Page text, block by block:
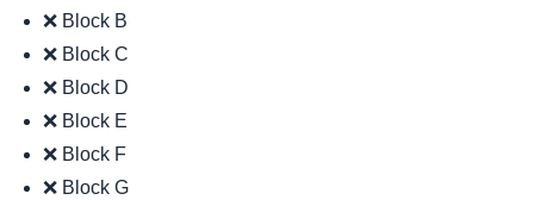
❌ Block B
❌ Block C
❌ Block D
❌ Block E
❌ Block F
❌ Block G